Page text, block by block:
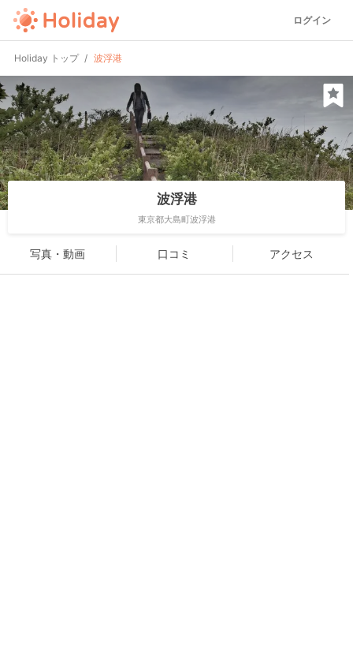
ログイン
Holiday トップ 波浮港
波浮港
東京都大島町波浮港
写真・動画 口コミ アクセス